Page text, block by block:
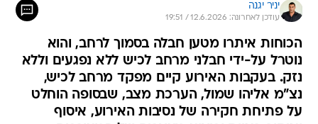
הכוחות איתרו מטען חבלה בסמוך לרחב, והוא
נוטרל על-ידי חבלני מרחב לכיש ללא נפגעים וללא
נזק. בעקבות האירוע קיים מפקד מרחב לכיש,
נצ"מ אליהו שמול, הערכת מצב, שבסופה הוחלט
על פתיחת חקירה של נסיבות האירוע, איסוף
ואיתור ראיות וביצוע מעצרים של המעורבים.